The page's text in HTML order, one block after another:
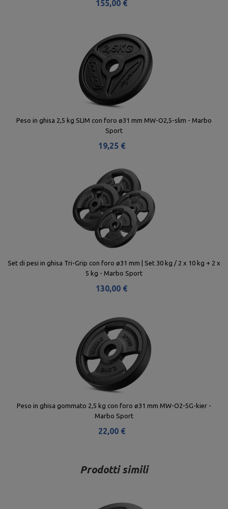
155,00 €
Peso in ghisa 2,5 kg SLIM con foro ø31 mm MW-O2,5-slim - Marbo
Sport
19,25 €
Set di pesi in ghisa Tri-Grip con foro ø31 mm | Set 30 kg / 2 x 10 kg + 2 x
5 kg - Marbo Sport
130,00 €
Peso in ghisa gommato 2,5 kg con foro ø31 mm MW-O2-5G-kier -
Marbo Sport
22,00 €
Prodotti simili